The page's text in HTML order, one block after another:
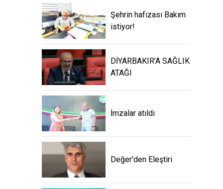
Şehrin hafızası Bakım
istiyor!
DİYARBAKIR’A SAĞLIK
ATAĞI
İmzalar atıldı
Değer'den Eleştiri